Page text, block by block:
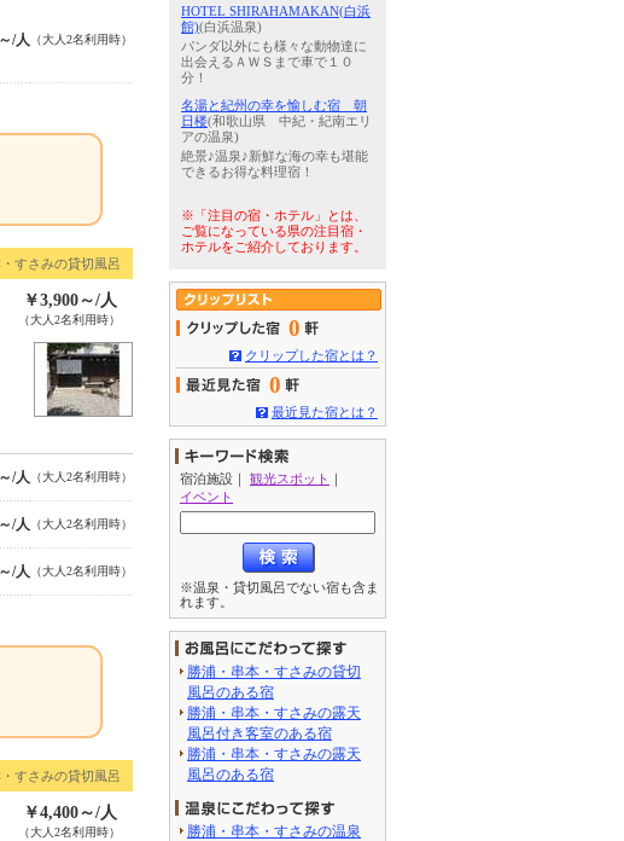
/人 （大人2名利用時）
すさみの貸切風呂
￥3,900～/人
（大人2名利用時）
/人 （大人2名利用時）
/人 （大人2名利用時）
/人 （大人2名利用時）
すさみの貸切風呂
￥4,400～/人
（大人2名利用時）
HOTEL SHIRAHAMAKAN(白浜
館)(白浜温泉)
パンダ以外にも様々な動物達に
出会えるＡＷＳまで車で１０
分！
名湯と紀州の幸を愉しむ宿 朝
日楼(和歌山県 中紀・紀南エリ
アの温泉)
絶景♪温泉♪新鮮な海の幸も堪能
できるお得な料理宿！
※「注目の宿・ホテル」とは、
ご覧になっている県の注目宿・
ホテルをご紹介しております。
0
クリップした宿とは？
0
最近見た宿とは？
宿泊施設 ｜ 観光スポット ｜
イベント
※温泉・貸切風呂でない宿も含ま
れます。
勝浦・串本・すさみの貸切
風呂のある宿
勝浦・串本・すさみの露天
風呂付き客室のある宿
勝浦・串本・すさみの露天
風呂のある宿
勝浦・串本・すさみの温泉